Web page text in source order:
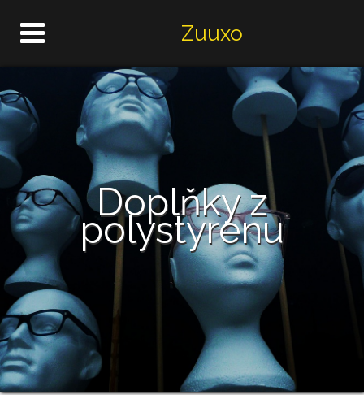
Zuuxo
Doplňky z
polystyrenu